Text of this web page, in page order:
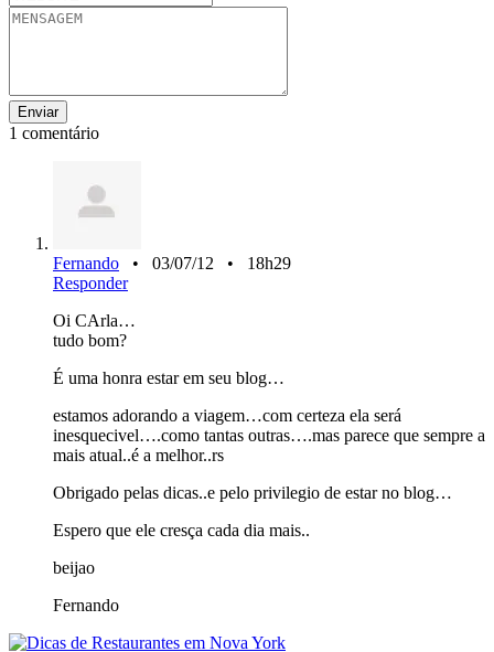
1 comentário
Fernando • 03/07/12 • 18h29
Responder
Oi CArla…
tudo bom?
É uma honra estar em seu blog…
estamos adorando a viagem…com certeza ela será
inesquecivel….como tantas outras….mas parece que sempre a
mais atual..é a melhor..rs
Obrigado pelas dicas..e pelo privilegio de estar no blog…
Espero que ele cresça cada dia mais..
beijao
Fernando